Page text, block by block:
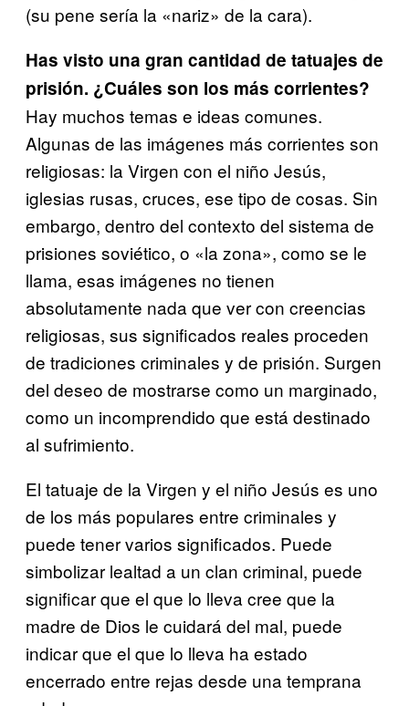
(su pene sería la «nariz» de la cara).
Has visto una gran cantidad de tatuajes de
prisión. ¿Cuáles son los más corrientes?
Hay muchos temas e ideas comunes.
Algunas de las imágenes más corrientes son
religiosas: la Virgen con el niño Jesús,
iglesias rusas, cruces, ese tipo de cosas. Sin
embargo, dentro del contexto del sistema de
prisiones soviético, o «la zona», como se le
llama, esas imágenes no tienen
absolutamente nada que ver con creencias
religiosas, sus significados reales proceden
de tradiciones criminales y de prisión. Surgen
del deseo de mostrarse como un marginado,
como un incomprendido que está destinado
al sufrimiento.
El tatuaje de la Virgen y el niño Jesús es uno
de los más populares entre criminales y
puede tener varios significados. Puede
simbolizar lealtad a un clan criminal, puede
significar que el que lo lleva cree que la
madre de Dios le cuidará del mal, puede
indicar que el que lo lleva ha estado
encerrado entre rejas desde una temprana